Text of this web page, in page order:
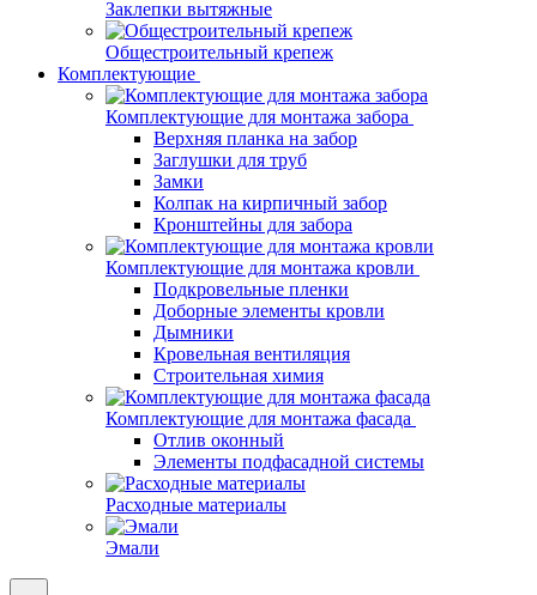
Заклепки вытяжные
Общестроительный крепеж
Комплектующие
Комплектующие для монтажа забора
Верхняя планка на забор
Заглушки для труб
Замки
Колпак на кирпичный забор
Кронштейны для забора
Комплектующие для монтажа кровли
Подкровельные пленки
Доборные элементы кровли
Дымники
Кровельная вентиляция
Строительная химия
Комплектующие для монтажа фасада
Отлив оконный
Элементы подфасадной системы
Расходные материалы
Эмали